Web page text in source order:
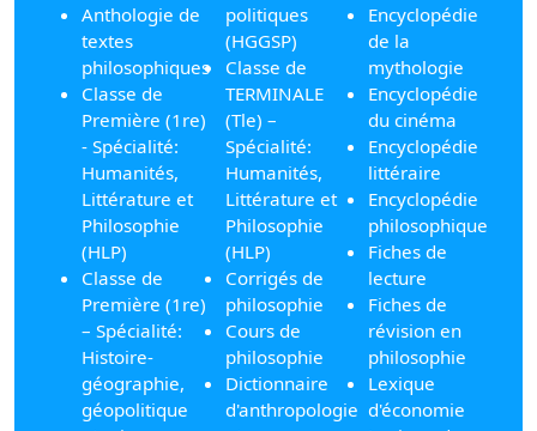
Anthologie de
textes
philosophiques
Classe de
Première (1re)
- Spécialité:
Humanités,
Littérature et
Philosophie
(HLP)
Classe de
Première (1re)
– Spécialité:
Histoire-
géographie,
géopolitique
politiques
(HGGSP)
Classe de
TERMINALE
(Tle) –
Spécialité:
Humanités,
Littérature et
Philosophie
(HLP)
Corrigés de
philosophie
Cours de
philosophie
Dictionnaire
d'anthropologie
Encyclopédie
de la
mythologie
Encyclopédie
du cinéma
Encyclopédie
littéraire
Encyclopédie
philosophique
Fiches de
lecture
Fiches de
révision en
philosophie
Lexique
d'économie